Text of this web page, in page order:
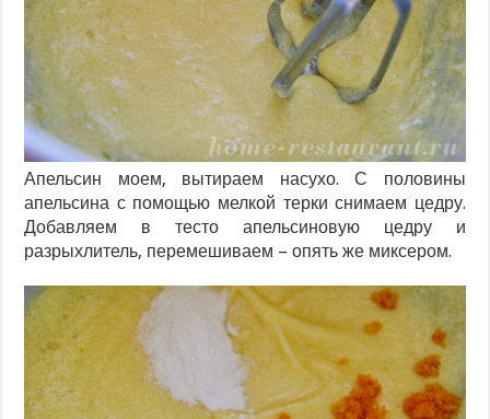
Апельсин моем, вытираем насухо. С половины
апельсина с помощью мелкой терки снимаем цедру.
Добавляем в тесто апельсиновую цедру и
разрыхлитель, перемешиваем – опять же миксером.